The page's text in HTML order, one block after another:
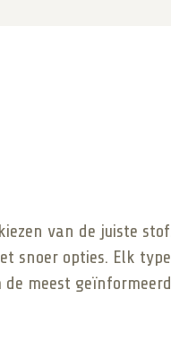
van de juiste
snoer opties. Elk
meest